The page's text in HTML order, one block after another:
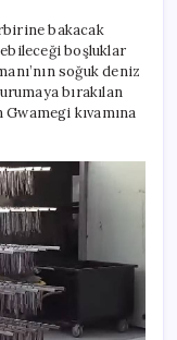
bakacak
boşluklar
soğuk deniz
bırakılan
kıvamına